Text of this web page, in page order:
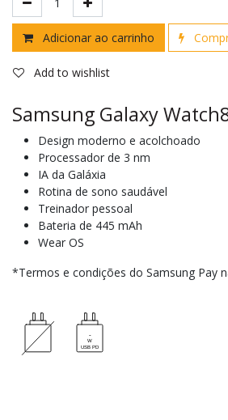
Adicionar ao carrinho
Add to wishlist
Samsung Galaxy
Design moderno e acolchoado
Processador de 3 nm
IA da Galáxia
Rotina de sono saudável
Treinador pessoal
Bateria de 445 mAh
Wear OS
*Termos e condições do Samsung Pay